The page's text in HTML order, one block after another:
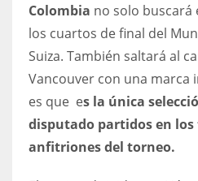
24
IND
34
MIN
6
Colombia no solo buscará
los cuartos de final del
Suiza. También saltará al
Vancouver con una marca
es que es la única
disputado partidos en los
anfitriones del torneo.